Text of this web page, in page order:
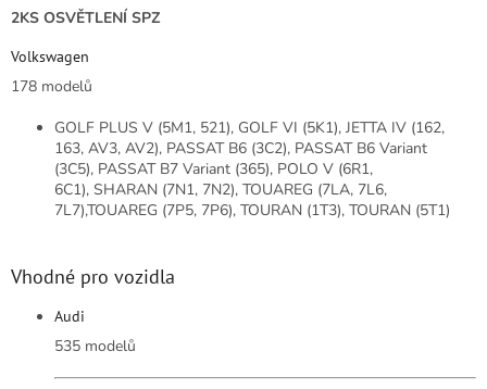
2KS OSVĚTLENÍ SPZ
Volkswagen
178 modelů
GOLF PLUS V (5M1, 521), GOLF VI (5K1), JETTA IV (162,
163, AV3, AV2), PASSAT B6 (3C2), PASSAT B6 Variant
(3C5), PASSAT B7 Variant (365), POLO V (6R1,
6C1), SHARAN (7N1, 7N2), TOUAREG (7LA, 7L6,
7L7),TOUAREG (7P5, 7P6), TOURAN (1T3), TOURAN (5T1)
Vhodné pro vozidla
Audi
535 modelů